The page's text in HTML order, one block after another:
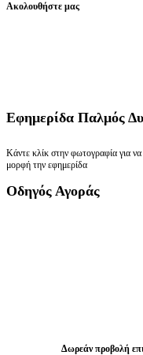
Ακολουθήστε μας
Εφημερίδα Παλμός
Κάντε κλίκ στην φωτογραφία για
μορφή την εφημερίδα
Οδηγός Αγοράς
Δωρεάν προβολή